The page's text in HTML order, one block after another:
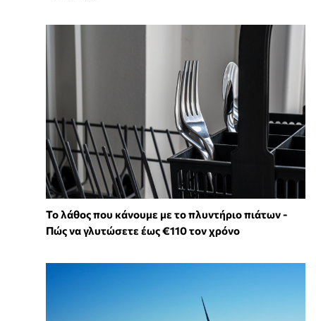
Το λάθος που κάνουμε με το πλυντήριο πιάτων -
Πώς να γλυτώσετε έως €110 τον χρόνο